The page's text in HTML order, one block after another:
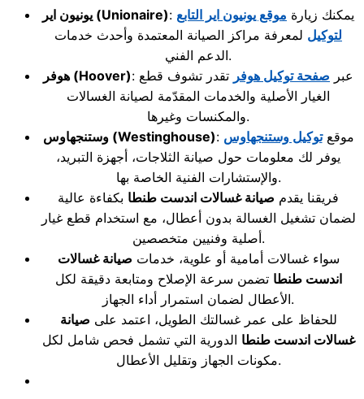
يونيون اير (Unionaire) : يمكنك زيارة موقع يونيون اير التابع
لتوكيل لمعرفة مراكز الصيانة المعتمدة وأحدث خدمات
الدعم الفني.
هوفر (Hoover) : عبر صفحة توكيل هوفر تقدر تشوف قطع
الغيار الأصلية والخدمات المقدّمة لصيانة الغسالات
والمكنسات وغيرها.
وستنجهاوس(Westinghouse) : موقعتوكيل وستنجهاوس
يوفر لك معلومات حول صيانة الثلاجات، أجهزة التبريد،
والإستشارات الفنية الخاصة بها.
فريقنا يقدم صيانة غسالات اندست طنطا بكفاءة عالية
لضمان تشغيل الغسالة بدون أعطال، مع استخدام قطع غيار
أصلية وفنيين متخصصين.
سواء غسالات أمامية أو علوية، خدمات صيانة غسالات
اندست طنطا تضمن سرعة الإصلاح ومتابعة دقيقة لكل
الأعطال لضمان استمرار أداء الجهاز.
للحفاظ على عمر غسالتك الطويل، اعتمد على صيانة
غسالات اندست طنطا الدورية التي تشمل فحص شامل لكل
مكونات الجهاز وتقليل الأعطال.